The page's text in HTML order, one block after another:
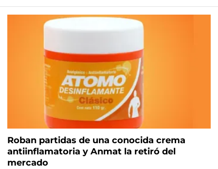
Roban partidas de una conocida crema
antiinflamatoria y Anmat la retiró del
mercado